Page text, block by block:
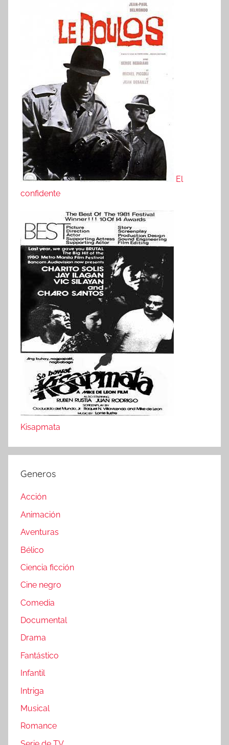
El
confidente
Kisapmata
Generos
Acción
Animación
Aventuras
Bélico
Ciencia ficción
Cine negro
Comedia
Documental
Drama
Fantástico
Infantil
Intriga
Musical
Romance